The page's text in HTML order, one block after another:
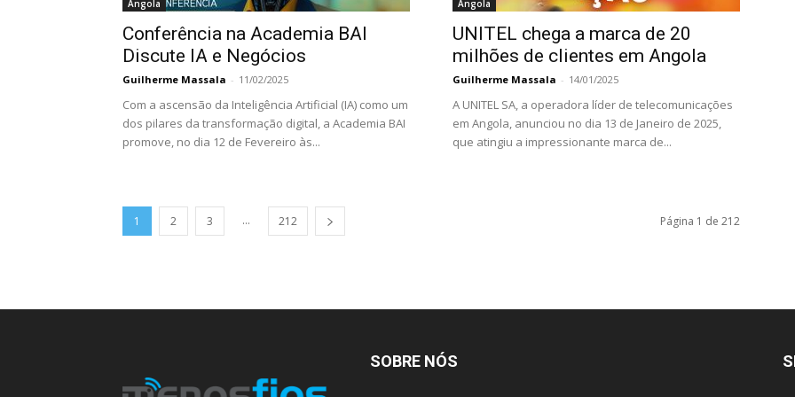
Angola
Conferência na Academia BAI
Discute IA e Negócios
Guilherme Massala - 11/02/2025
Com a ascensão da Inteligência Artificial (IA) como um
dos pilares da transformação digital, a Academia BAI
promove, no dia 12 de Fevereiro às...
Angola
UNITEL chega a marca de 20
milhões de clientes em Angola
Guilherme Massala - 14/01/2025
A UNITEL SA, a operadora líder de telecomunicações
em Angola, anunciou no dia 13 de Janeiro de 2025,
que atingiu a impressionante marca de...
1 2 3 ... 212 Página 1 de 212
SOBRE NÓS